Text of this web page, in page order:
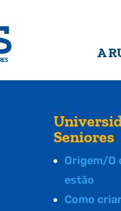
A
Seniores
Origem/O
estão
Como